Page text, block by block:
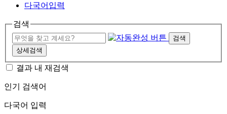
다국어입력
검색
검색
상세검색
결과 내 재검색
인기 검색어
다국어 입력